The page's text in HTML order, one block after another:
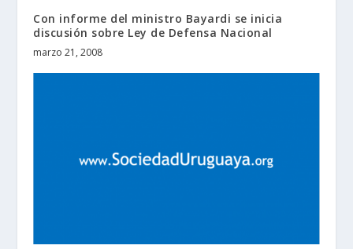
Con informe del ministro Bayardi se inicia
discusión sobre Ley de Defensa Nacional
marzo 21, 2008